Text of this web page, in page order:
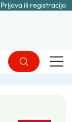
Prijava ili registracija